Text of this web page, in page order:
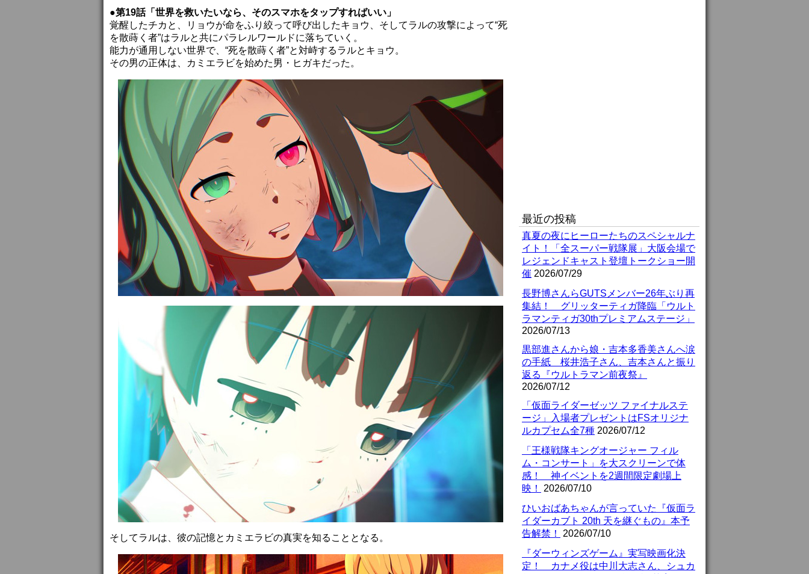
●第19話「世界を救いたいなら、そのスマホをタップすればいい」
覚醒したチカと、リョウが命をふり絞って呼び出したキョウ、そしてラルの攻撃によって“死
を散蒔く者”はラルと共にパラレルワールドに落ちていく。
能力が通用しない世界で、“死を散蒔く者”と対峙するラルとキョウ。
その男の正体は、カミエラビを始めた男・ヒガキだった。
そしてラルは、彼の記憶とカミエラビの真実を知ることとなる。
最近の投稿
真夏の夜にヒーローたちのスペシャルナ
イト！「全スーパー戦隊展」大阪会場で
レジェンドキャスト登壇トークショー開
催 2026/07/29
長野博さんらGUTSメンバー26年ぶり再
集結！ グリッターティガ降臨「ウルト
ラマンティガ30thプレミアムステージ」
2026/07/13
黒部進さんから娘・吉本多香美さんへ涙
の手紙 桜井浩子さん、吉本さんと振り
返る『ウルトラマン前夜祭』
2026/07/12
「仮面ライダーゼッツ ファイナルステ
ージ」入場者プレゼントはFSオリジナ
ルカプセム全7種 2026/07/12
「王様戦隊キングオージャー フィル
ム・コンサート」を大スクリーンで体
感！ 神イベントを2週間限定劇場上
映！
2026/07/10
ひいおばあちゃんが言っていた『仮面ラ
イダーカブト 20th 天を継ぐもの』本予
告解禁！
2026/07/10
『ダーウィンズゲーム』実写映画化決
定！ カナメ役は中川大志さん、シュカ